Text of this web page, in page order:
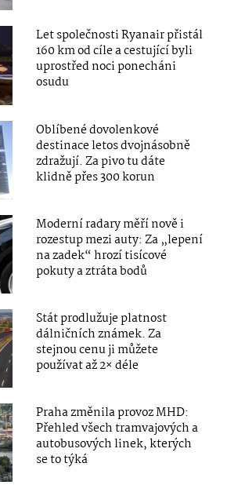
Let společnosti Ryanair přistál
160 km od cíle a cestující byli
uprostřed noci ponecháni
osudu
Oblíbené dovolenkové
destinace letos dvojnásobně
zdražují. Za pivo tu dáte
klidně přes 300 korun
Moderní radary měří nově i
rozestup mezi auty: Za „lepení
na zadek“ hrozí tisícové
pokuty a ztráta bodů
Stát prodlužuje platnost
dálničních známek. Za
stejnou cenu ji můžete
používat až 2× déle
Praha změnila provoz MHD:
Přehled všech tramvajových a
autobusových linek, kterých
se to týká